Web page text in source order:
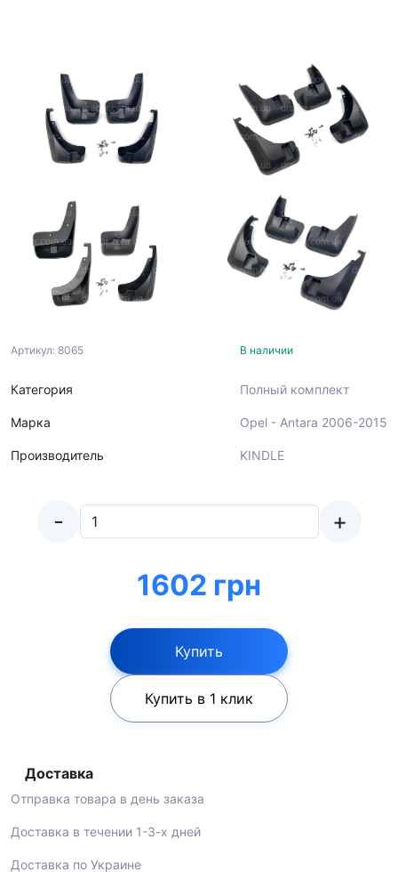
Артикул: 8065
Категория
Марка
Производитель
В наличии
Полный комплект
Opel - Antara 2006-2015
KINDLE
- +
1602 грн
Купить
Купить в 1 клик
Доставка
Отправка товара в день заказа
Доставка в течении 1-3-х дней
Доставка по Украине